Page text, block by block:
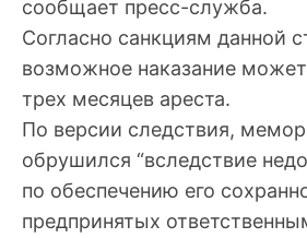
сообщает пресс-служба.
Согласно санкциям данной
возможное наказание
трех месяцев ареста.
По версии следствия,
обрушился “вследствие
по обеспечению его
предпринятых